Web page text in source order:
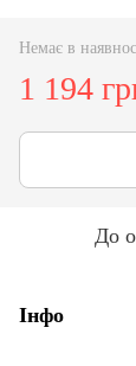
Немає в
1 194
До
Інфо